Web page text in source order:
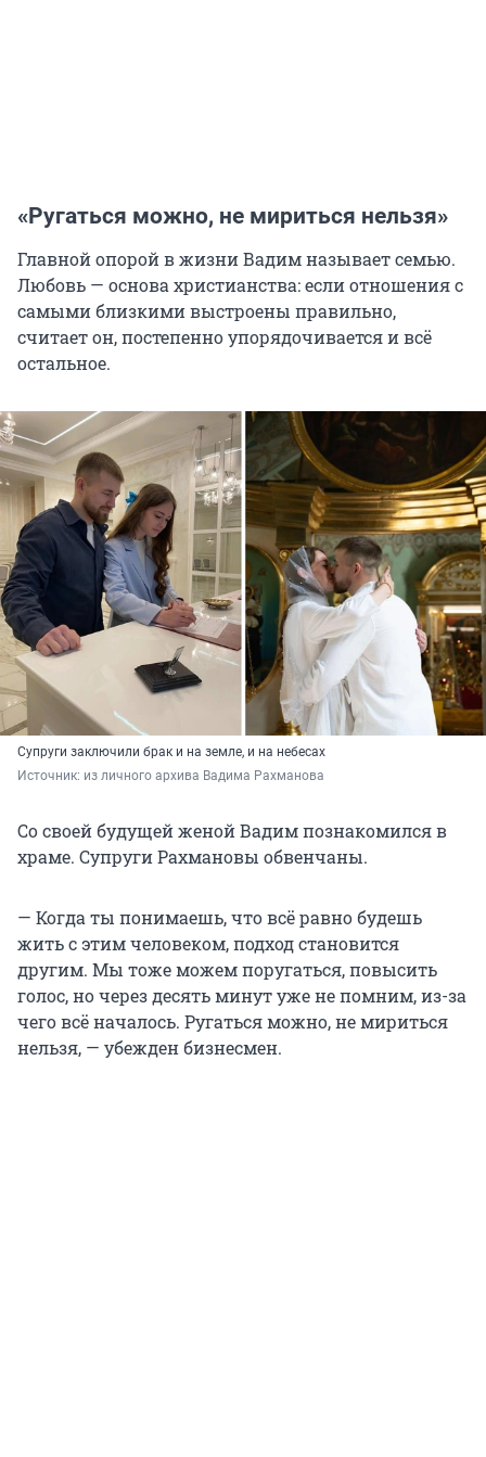
«Ругаться можно, не мириться нельзя»
Главной опорой в жизни Вадим называет семью.
Любовь — основа христианства: если отношения с
самыми близкими выстроены правильно,
считает он, постепенно упорядочивается и всё
остальное.
Супруги заключили брак и на земле, и на небесах
Источник: из личного архива Вадима Рахманова
Со своей будущей женой Вадим познакомился в
храме. Супруги Рахмановы обвенчаны.
— Когда ты понимаешь, что всё равно будешь
жить с этим человеком, подход становится
другим. Мы тоже можем поругаться, повысить
голос, но через десять минут уже не помним, из-за
чего всё началось. Ругаться можно, не мириться
нельзя, — убежден бизнесмен.